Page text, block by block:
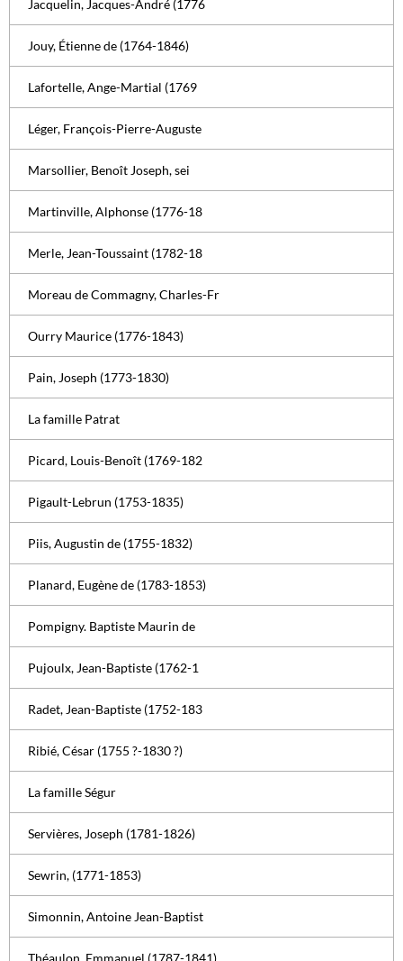
Jacquelin, Jacques-André (1776
Jouy, Étienne de (1764-1846)
Lafortelle, Ange-Martial (1769
Léger, François-Pierre-Auguste
Marsollier, Benoît Joseph, sei
Martinville, Alphonse (1776-18
Merle, Jean-Toussaint (1782-18
Moreau de Commagny, Charles-Fr
Ourry Maurice (1776-1843)
Pain, Joseph (1773-1830)
La famille Patrat
Picard, Louis-Benoît (1769-182
Pigault-Lebrun (1753-1835)
Piis, Augustin de (1755-1832)
Planard, Eugène de (1783-1853)
Pompigny. Baptiste Maurin de
Pujoulx, Jean-Baptiste (1762-1
Radet, Jean-Baptiste (1752-183
Ribié, César (1755 ?-1830 ?)
La famille Ségur
Servières, Joseph (1781-1826)
Sewrin, (1771-1853)
Simonnin, Antoine Jean-Baptist
Théaulon, Emmanuel (1787-1841)